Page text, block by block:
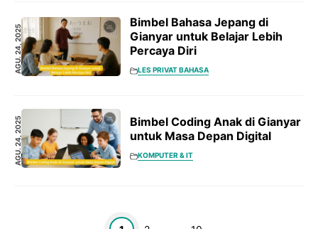
AGU. 24, 2025
Bimbel Bahasa Jepang di
Gianyar untuk Belajar Lebih
Percaya Diri
LES PRIVAT BAHASA
AGU. 24, 2025
Bimbel Coding Anak di Gianyar
untuk Masa Depan Digital
KOMPUTER & IT